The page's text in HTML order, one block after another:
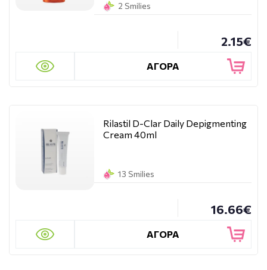
2 Smilies
2.15€
ΑΓΟΡΑ
Rilastil D-Clar Daily Depigmenting
Cream 40ml
13 Smilies
16.66€
ΑΓΟΡΑ